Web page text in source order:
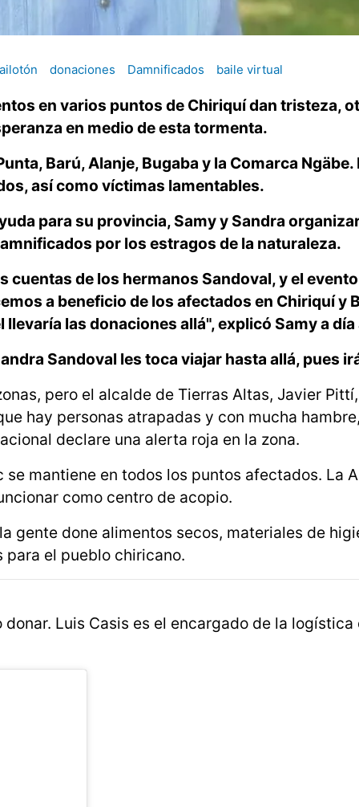
donaciones Damnificados baile virtual
en varios puntos de Chiriquí dan tristeza,
en medio de esta tormenta.
Barú, Alanje, Bugaba y la Comarca Ngäbe.
así como víctimas lamentables.
para su provincia, Samy y Sandra
por los estragos de la naturaleza.
cuentas de los hermanos Sandoval, y el
a beneficio de los afectados en Chiriquí y
las donaciones allá", explicó Samy a día
Sandoval les toca viajar hasta allá, pues
pero el alcalde de Tierras Altas, Javier
hay personas atrapadas y con mucha
declare una alerta roja en la zona.
mantiene en todos los puntos afectados. La
como centro de acopio.
gente done alimentos secos, materiales de
el pueblo chiricano.
Luis Casis es el encargado de la logística